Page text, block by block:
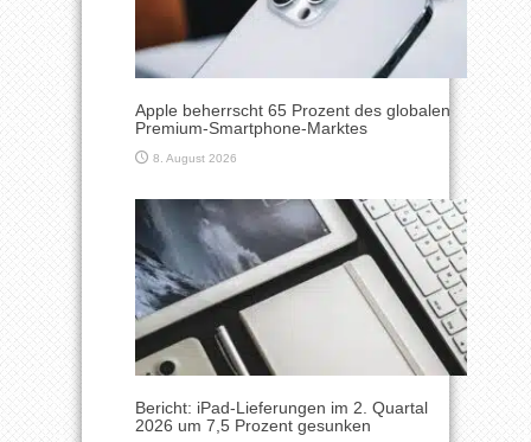
Apple beherrscht 65 Prozent des globalen
Premium-Smartphone-Marktes
8. August 2026
Bericht: iPad-Lieferungen im 2. Quartal
2026 um 7,5 Prozent gesunken